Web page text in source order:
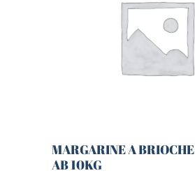
MARGARINE A BRIOCHE
AB 10KG